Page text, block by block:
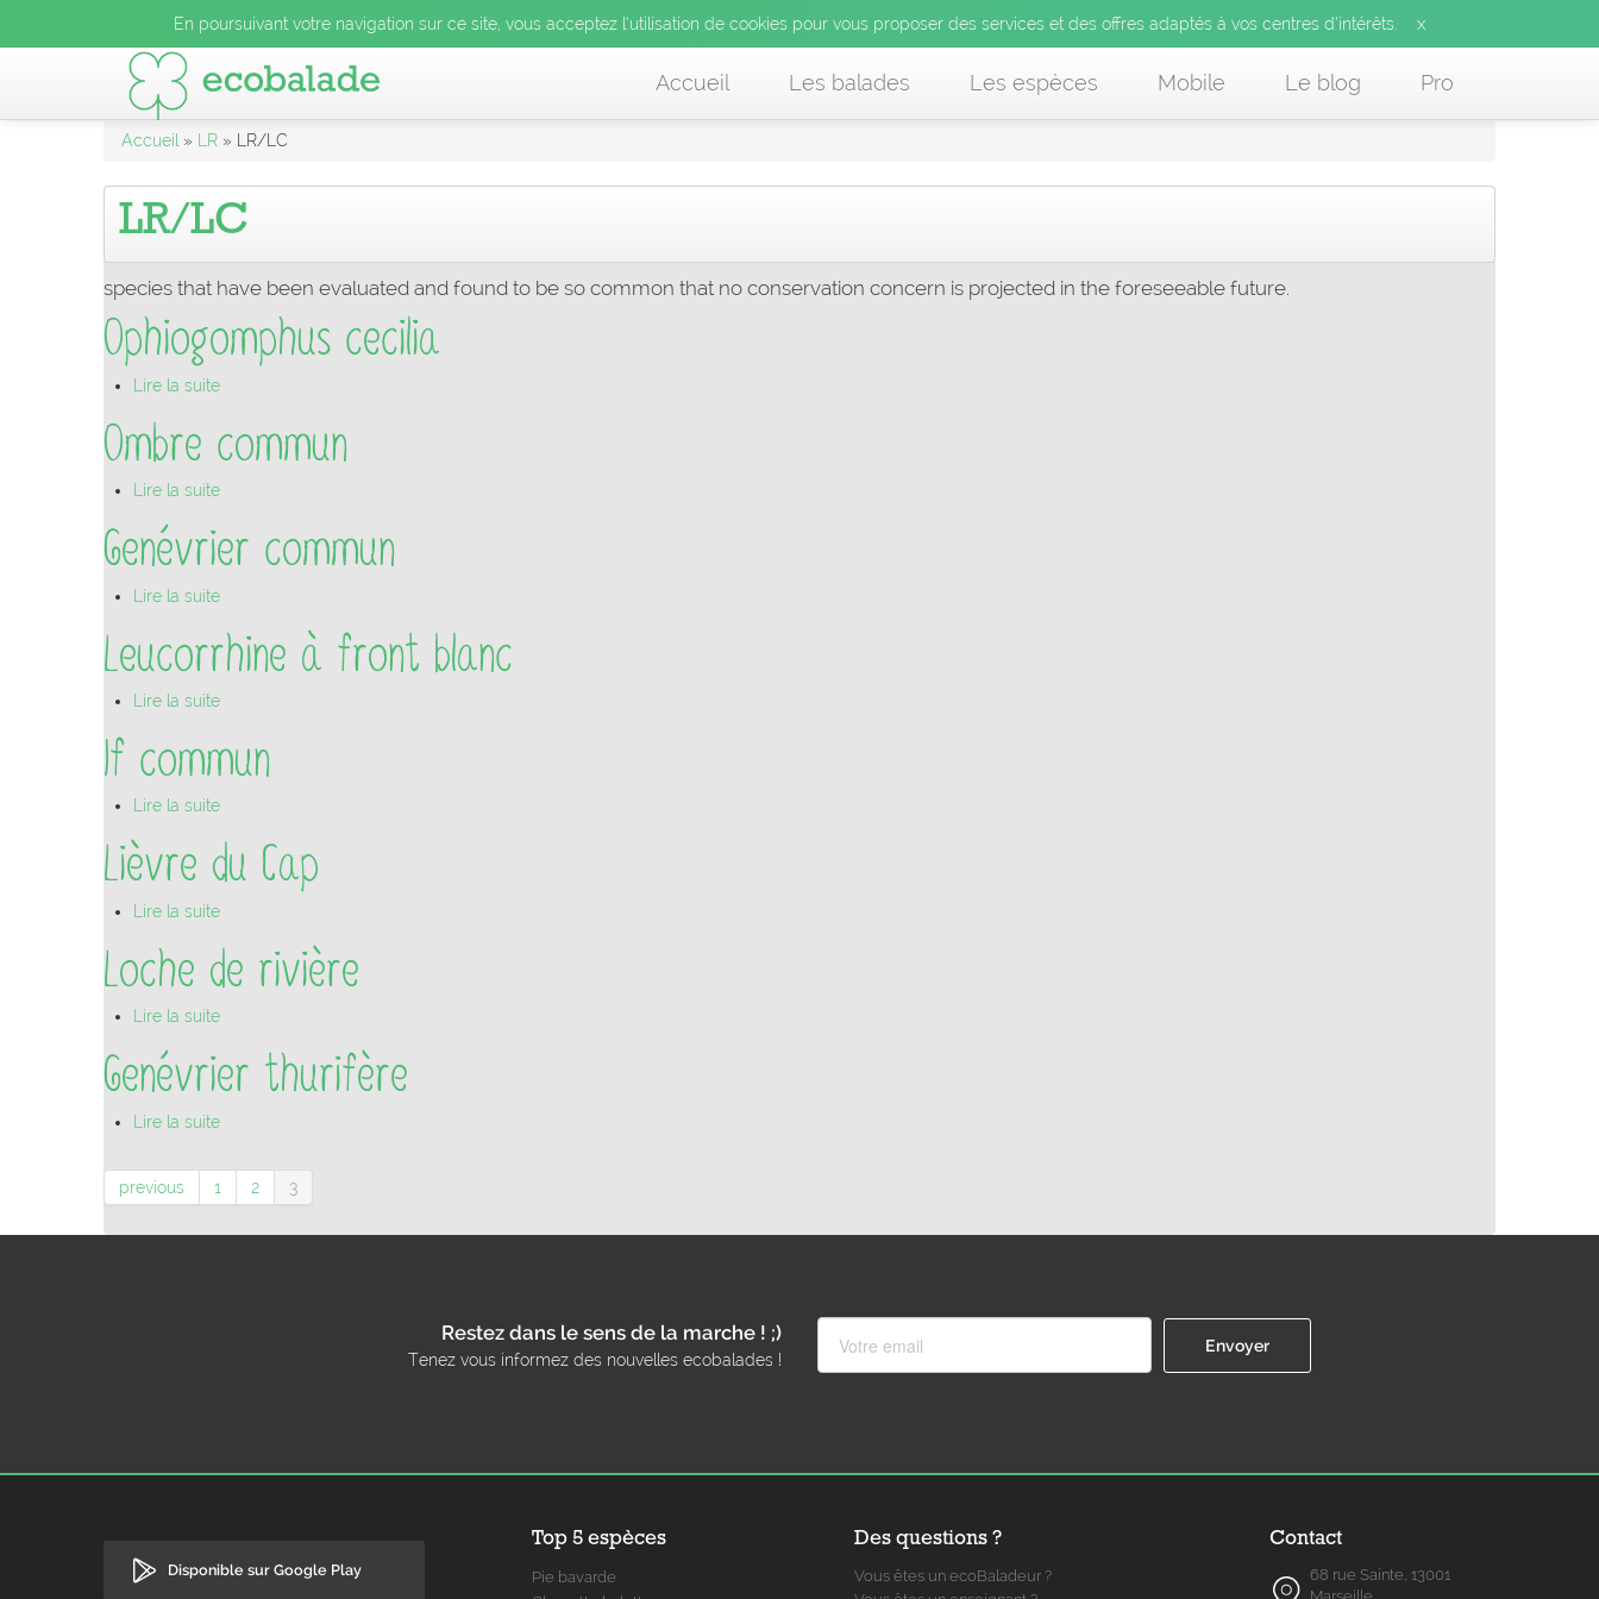
En poursuivant votre navigation sur ce site, vous acceptez l’utilisation de cookies pour vous proposer des services et des offres adaptés à vos centres d’intérêts. x
Accueil Les balades Les espèces Mobile Le blog Pro
Accueil » LR » LR/LC
LR/LC
species that have been evaluated and found to be so common that no conservation concern is projected in the foreseeable future.
Ophiogomphus cecilia
Lire la suite
Ombre commun
Lire la suite
Genévrier commun
Lire la suite
Leucorrhine à front blanc
Lire la suite
If commun
Lire la suite
Lièvre du Cap
Lire la suite
Loche de rivière
Lire la suite
Genévrier thurifère
Lire la suite
previous 1 2 3
Restez dans le sens de la marche ! ;)
Tenez vous informez des nouvelles ecobalades !
Disponible sur Google Play
Top 5 espèces
Pie bavarde
Des questions ?
Vous êtes un ecoBaladeur ?
Contact
68 rue Sainte, 13001
Marseille